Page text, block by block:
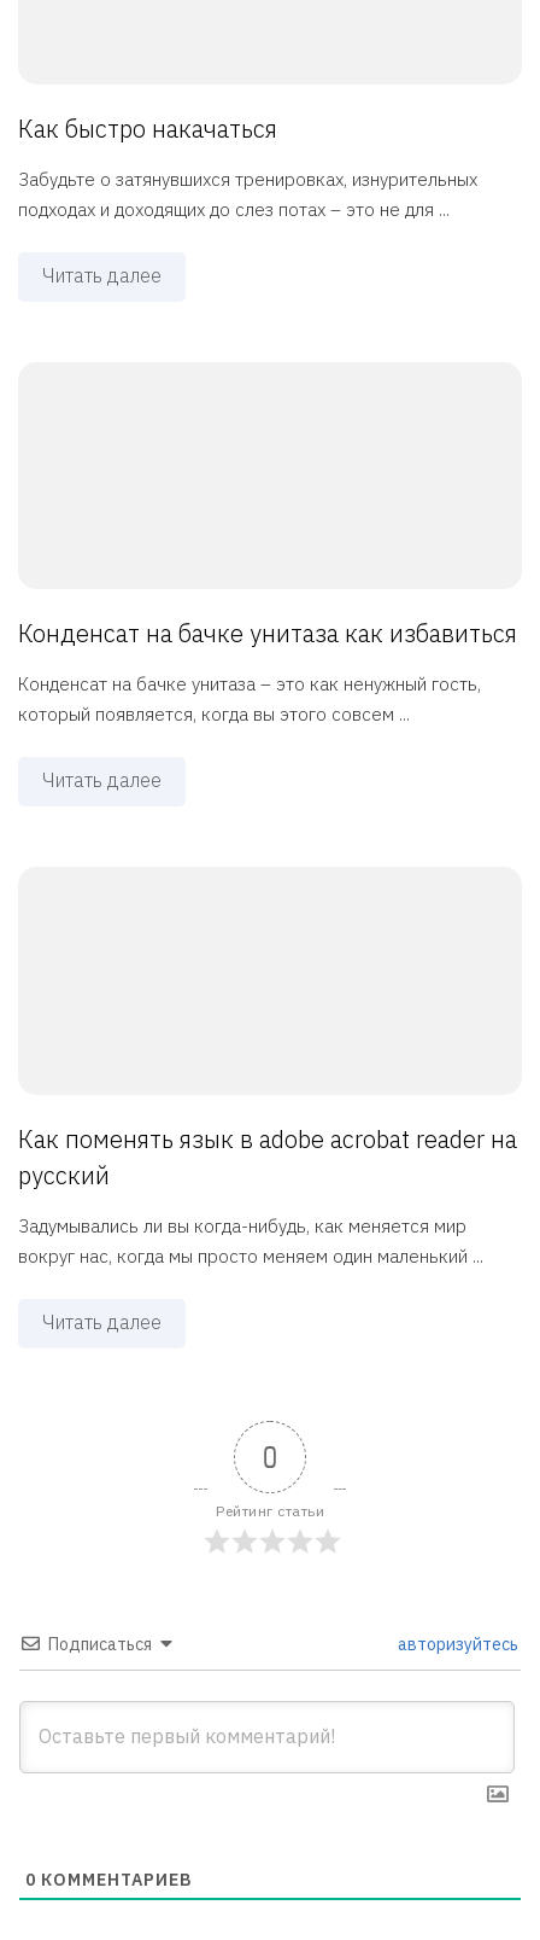
Как быстро накачаться
Забудьте о затянувшихся тренировках, изнурительных
подходах и доходящих до слез потах – это не для ...
Читать далее
Конденсат на бачке унитаза как избавиться
Конденсат на бачке унитаза – это как ненужный гость,
который появляется, когда вы этого совсем ...
Читать далее
Как поменять язык в adobe acrobat reader на
русский
Задумывались ли вы когда-нибудь, как меняется мир
вокруг нас, когда мы просто меняем один маленький ...
Читать далее
0
Рейтинг статьи
Подписаться авторизуйтесь
0 КОММЕНТАРИЕВ